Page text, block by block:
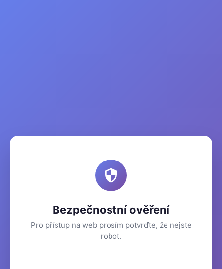
Bezpečnostní ověření
Pro přístup na web prosím potvrďte, že nejste
robot.